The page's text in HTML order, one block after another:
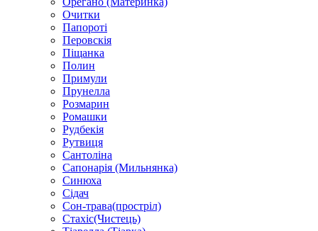
Очитки
Папороті
Перовскія
Піщанка
Полин
Примули
Прунелла
Розмарин
Ромашки
Рудбекія
Рутвиця
Сантоліна
Сапонарія (Мильнянка)
Синюха
Сідач
Сон-трава(простріл)
Стахіс(Чистець)